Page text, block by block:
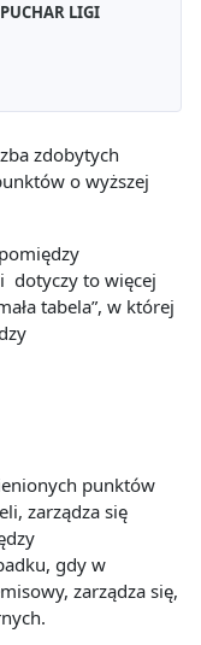
LIGI
zdobytych
o wyższej
dotyczy to więcej
tabela”, w której
punktów
zarządza się
gdy w
zarządza się,